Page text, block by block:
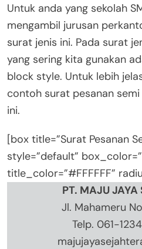
Untuk anda yang sekolah
mengambil jurusan
surat jenis ini. Pada surat
yang sering kita gunakan
block style. Untuk lebih
contoh surat pesanan
ini.
[box title=”Surat Pesanan
style=”default”
title_color=”#FFFFFF”
PT. MAJU JAYA
Jl. Mahameru
Telp. 061-